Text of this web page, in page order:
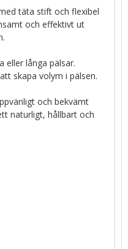
täta stift och flexibel
och effektivt ut
eller långa pälsar.
skapa volym i pälsen.
och bekvämt
naturligt, hållbart och